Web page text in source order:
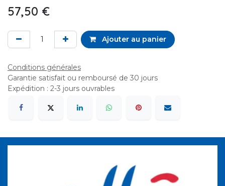
57,50 €
Ajouter au panier
Conditions générales
Garantie satisfait ou remboursé de 30 jours
Expédition : 2-3 jours ouvrables